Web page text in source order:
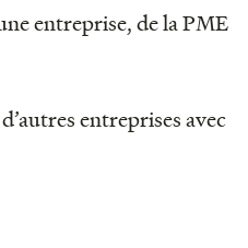
entreprise, de la PME
entreprises avec